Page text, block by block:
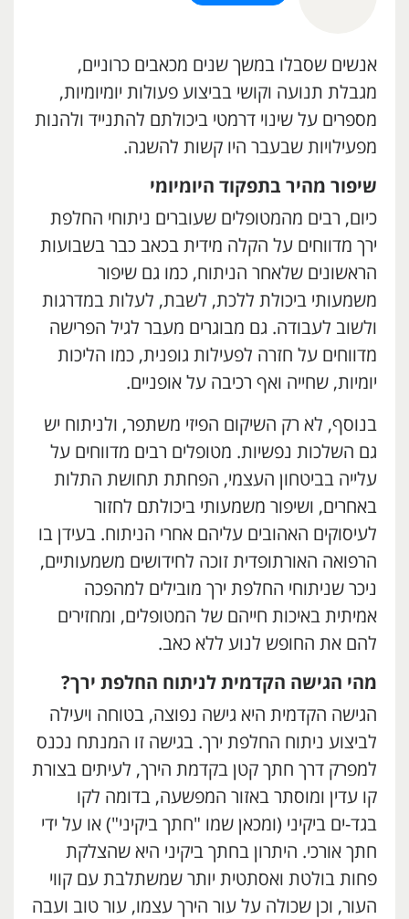
אנשים שסבלו במשך שנים מכאבים כרוניים,
מגבלת תנועה וקושי בביצוע פעולות יומיומיות,
מספרים על שינוי דרמטי ביכולתם להתנייד ולהנות
מפעילויות שבעבר היו קשות להשגה.
שיפור מהיר בתפקוד היומיומי
כיום, רבים מהמטופלים שעוברים ניתוחי החלפת
ירך מדווחים על הקלה מידית בכאב כבר בשבועות
הראשונים שלאחר הניתוח, כמו גם שיפור
משמעותי ביכולת ללכת, לשבת, לעלות במדרגות
ולשוב לעבודה. גם מבוגרים מעבר לגיל הפרישה
מדווחים על חזרה לפעילות גופנית, כמו הליכות
יומיות, שחייה ואף רכיבה על אופניים.
בנוסף, לא רק השיקום הפיזי משתפר, ולניתוח יש
גם השלכות נפשיות. מטופלים רבים מדווחים על
עלייה בביטחון העצמי, הפחתת תחושת התלות
באחרים, ושיפור משמעותי ביכולתם לחזור
לעיסוקים האהובים עליהם אחרי הניתוח. בעידן בו
הרפואה האורתופדית זוכה לחידושים משמעותיים,
ניכר שניתוחי החלפת ירך מובילים למהפכה
אמיתית באיכות חייהם של המטופלים, ומחזירים
להם את החופש לנוע ללא כאב.
מהי הגישה הקדמית לניתוח החלפת ירך?
הגישה הקדמית היא גישה נפוצה, בטוחה ויעילה
לביצוע ניתוח החלפת ירך. בגישה זו המנתח נכנס
למפרק דרך חתך קטן בקדמת הירך, לעיתים בצורת
קו עדין ומוסתר באזור המפשעה, בדומה לקו
בגד-ים ביקיני (ומכאן שמו "חתך ביקיני") או על ידי
חתך אורכי. היתרון בחתך ביקיני היא שהצלקת
פחות בולטת ואסתטית יותר שמשתלבת עם קווי
העור, וכן שכולה על עור הירך עצמו, עור טוב ועבה